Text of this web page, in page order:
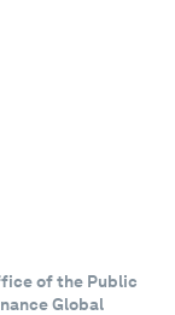
of the Public
Global